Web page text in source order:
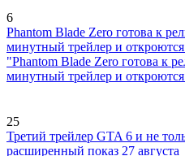
6
Phantom Blade Zero готова к
минутный трейлер и откроются
"Phantom Blade Zero готова к
минутный трейлер и откроются
25
Третий трейлер GTA 6 и не
расширенный показ 27 августа